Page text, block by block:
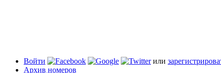
Войти или
Архив номеров